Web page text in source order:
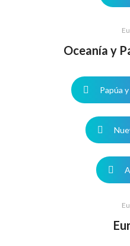
Oceanía y
Papúa